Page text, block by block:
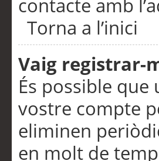
contacte amb
Torna a l’inici
Vaig registrar-
És possible
vostre compte
eliminen
en molt de